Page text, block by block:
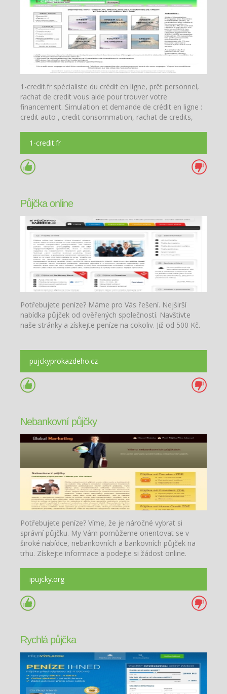
1-credit.fr spécialiste du crédit en ligne, prêt personnel,
rachat de credit vous aide pour trouver votre
financement. Simulation et demande de crédit en ligne :
credit auto , credit consommation, rachat de credits,
1-credit.fr
Půjčka online
Potřebujete peníze? Máme pro Vás řešení. Nejširší
nabídka půjček od ověřených společností. Navštivte
naše stránky a získejte peníze na cokoliv. Již od 500 Kč.
pujckyprokazdeho.cz
Nebankovní půjčky
Potřebujete peníze? Víme, že je náročné vybrat si
správní půjčku. My Vám pomůžeme orientovat se v
široké nabídce, nebankovních a bankovních půjček na
trhu. Získejte informace a podejte si žádost online.
ipujcky.org
Rychlá půjčka